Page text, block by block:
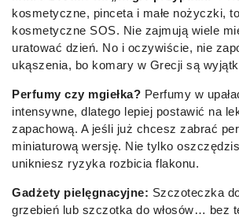
kosmetyczne, pinceta i małe nożyczki,
kosmetyczne SOS. Nie zajmują wiele
uratować dzień. No i oczywiście, nie
ukąszenia, bo komary w Grecji są
Perfumy czy mgiełka? Perfumy w
intensywne, dlatego lepiej postawić na
zapachową. A jeśli już chcesz zabrać
miniaturową wersję. Nie tylko
unikniesz ryzyka rozbicia flakonu.
Gadżety pielęgnacyjne: Szczoteczka
grzebień lub szczotka do włosów… bez